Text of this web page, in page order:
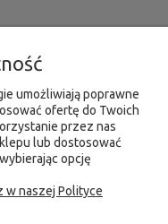
FACHOWA.PL
umożliwiają poprawne
ofertę do Twoich
przez nas
lub dostosować
opcję
w naszej Polityce